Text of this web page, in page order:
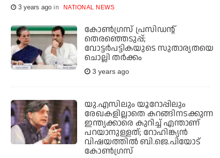
3 years ago NATIONAL NEWS
കോണ്‍ഗ്രസ് പ്രസിഡന്റ്
തെരഞ്ഞെടുപ്പ്;
വോട്ടര്‍പട്ടികയുടെ സുതാര്യതയെ
ചൊല്ലി തര്‍ക്കം
3 years ago
യു.എസിലും യൂറോപ്പിലും
രേഖകളില്ലാതെ കറങ്ങിനടക്കുന്ന
ഇന്ത്യക്കാരെ കുറിച്ച് എന്താണ്
പറയാനുള്ളത്; റോഹിങ്ക്യന്‍
വിഷയത്തില്‍ ബി.ജെ.പിയോട്
കോണ്‍ഗ്രസ്